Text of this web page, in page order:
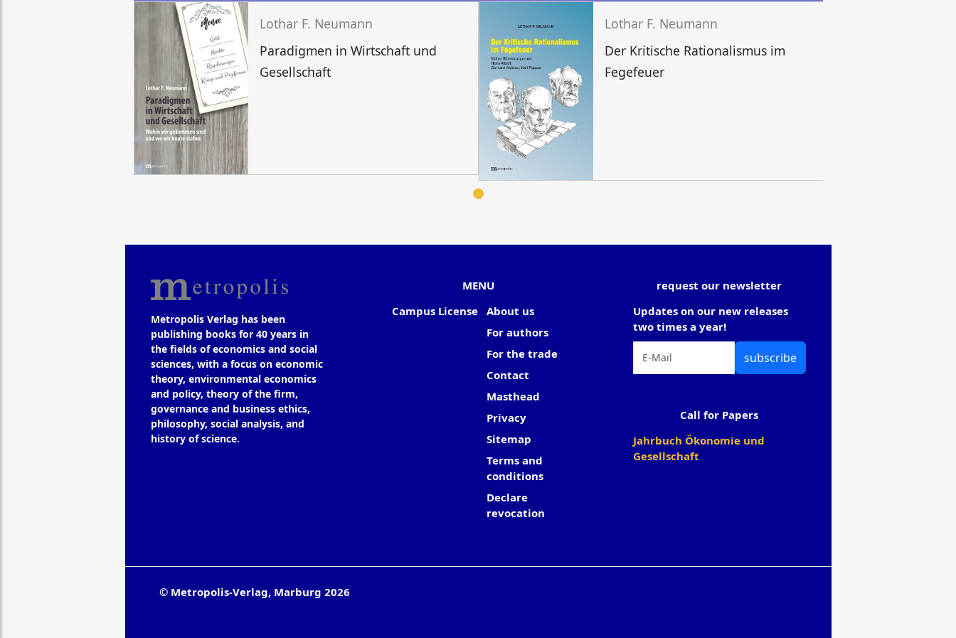
Lothar F. Neumann
Paradigmen in Wirtschaft und
Gesellschaft
Lothar F. Neumann
Der Kritische Rationalismus im
Fegefeuer
Metropolis Verlag has been
publishing books for 40 years in
the fields of economics and social
sciences, with a focus on economic
theory, environmental economics
and policy, theory of the firm,
governance and business ethics,
philosophy, social analysis, and
history of science.
MENU
Campus License
About us
For authors
For the trade
Contact
Masthead
Privacy
Sitemap
Terms and
conditions
Declare
revocation
request our newsletter
Updates on our new releases
two times a year!
subscribe
Call for Papers
Jahrbuch Ökonomie und
Gesellschaft
© Metropolis-Verlag, Marburg 2026